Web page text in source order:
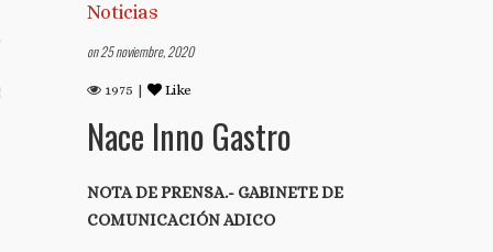
TUS NOTAS DE PRENSA
Noticias
on 25 noviembre, 2020
1975 | Like
Nace Inno Gastro
NOTA DE PRENSA.- GABINETE DE
COMUNICACIÓN ADICO